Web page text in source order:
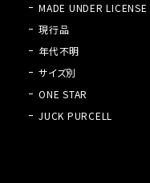
MADE UNDER LICENSE
現行品
年代不明
サイズ別
ONE STAR
JUCK PURCELL